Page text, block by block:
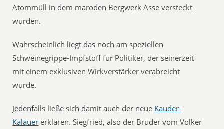
Atommüll in dem maroden Bergwerk Asse versteckt
wurden.
Wahrscheinlich liegt das noch am speziellen
Schweinegrippe-Impfstoff für Politiker, der seinerzeit
mit einem exklusiven Wirkverstärker verabreicht
wurde.
Jedenfalls ließe sich damit auch der neue Kauder-
Kalauer erklären. Siegfried, also der Bruder vom Volker